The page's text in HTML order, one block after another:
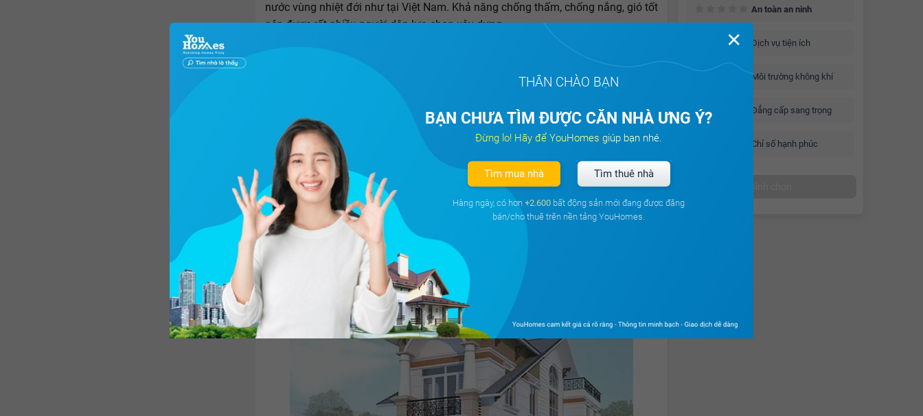
An toàn an ninh
Dịch vụ tiện ích
Môi trường không khí
Đẳng cấp sang trọng
Chỉ số hạnh phúc
nước vùng nhiệt đới như tại Việt Nam. Khả năng chống thấm, chống nắng, gió tốt
nên được rất nhiều người dân lựa chọn xây dựng.
✕
THÂN CHÀO BẠN
BẠN CHƯA TÌM ĐƯỢC CĂN NHÀ ƯNG Ý?
Đừng lo! Hãy để YouHomes giúp bạn nhé.
Tìm mua nhà Tìm thuê nhà
Hàng ngày, có hơn +2.600 bất động sản mới đang được đăng
bán/cho thuê trên nền tảng YouHomes.